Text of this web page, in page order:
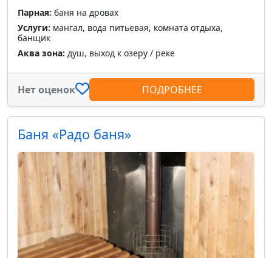
Парная: баня на дровах
Услуги: мангал, вода питьевая, комната отдыха,
банщик
Аква зона: душ, выход к озеру / реке
Нет оценок ПОДРОБНЕЕ
Баня «Радо баня»